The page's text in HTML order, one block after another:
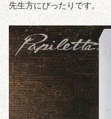
先生方にぴったりです。